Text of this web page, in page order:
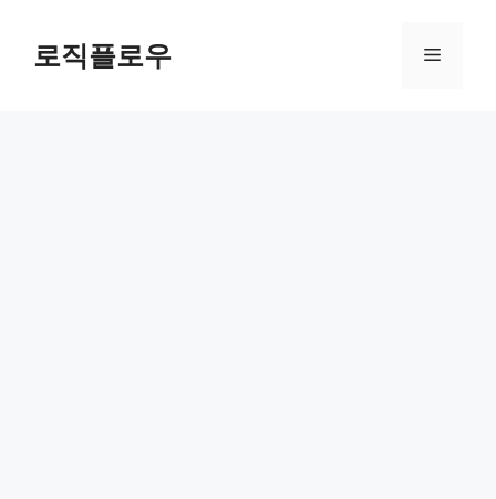
content로직플로우 Menu